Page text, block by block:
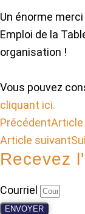
Un énorme
Emploi de la
organisation !
Vous pouvez
cliquant ici.
PrécédentArticle
Article suivant
Recevez
Courriel
ENVOYER